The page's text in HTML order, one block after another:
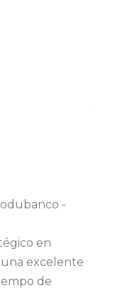
-
en
una excelente
de